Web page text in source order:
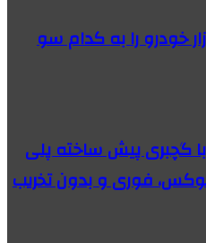
خودرو را به کدام سو
با گچبری پیش ساخته پلی
لوکس، فوری و بدون تخریب